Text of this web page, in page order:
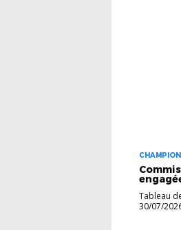
Tableau
30/07/